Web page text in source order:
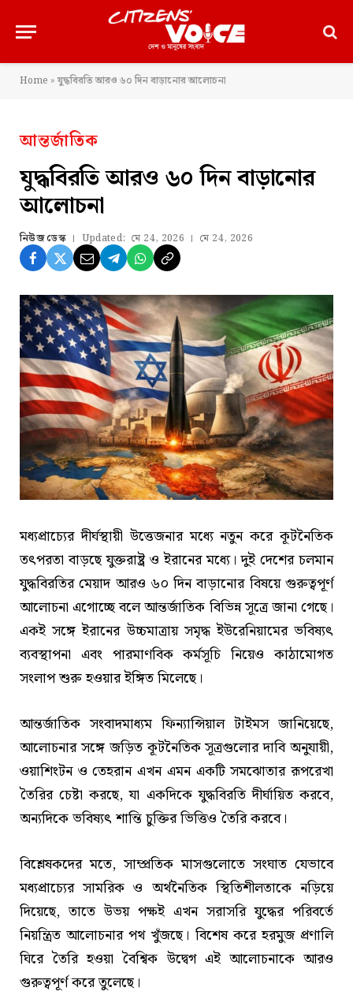
Home »যুদ্ধবিরতি আরও ৬০ দিন বাড়ানোর আলোচনা
আন্তর্জাতিক
যুদ্ধবিরতি আরও ৬০ দিন বাড়ানোর
আলোচনা
নিউজ ডেস্ক Updated: মে 24, 2026 মে 24, 2026
মধ্যপ্রাচ্যের দীর্ঘস্থায়ী উত্তেজনার মধ্যে নতুন করে কূটনৈতিক
তৎপরতা বাড়ছে যুক্তরাষ্ট্র ও ইরানের মধ্যে। দুই দেশের চলমান
যুদ্ধবিরতির মেয়াদ আরও ৬০ দিন বাড়ানোর বিষয়ে গুরুত্বপূর্ণ
আলোচনা এগোচ্ছে বলে আন্তর্জাতিক বিভিন্ন সূত্রে জানা গেছে।
একই সঙ্গে ইরানের উচ্চমাত্রায় সমৃদ্ধ ইউরেনিয়ামের ভবিষ্যৎ
ব্যবস্থাপনা এবং পারমাণবিক কর্মসূচি নিয়েও কাঠামোগত
সংলাপ শুরু হওয়ার ইঙ্গিত মিলেছে।
আন্তর্জাতিক সংবাদমাধ্যম ফিন্যান্সিয়াল টাইমস জানিয়েছে,
আলোচনার সঙ্গে জড়িত কূটনৈতিক সূত্রগুলোর দাবি অনুযায়ী,
ওয়াশিংটন ও তেহরান এখন এমন একটি সমঝোতার রূপরেখা
তৈরির চেষ্টা করছে, যা একদিকে যুদ্ধবিরতি দীর্ঘায়িত করবে,
অন্যদিকে ভবিষ্যৎ শান্তি চুক্তির ভিত্তিও তৈরি করবে।
বিশ্লেষকদের মতে, সাম্প্রতিক মাসগুলোতে সংঘাত যেভাবে
মধ্যপ্রাচ্যের সামরিক ও অর্থনৈতিক স্থিতিশীলতাকে নড়িয়ে
দিয়েছে, তাতে উভয় পক্ষই এখন সরাসরি যুদ্ধের পরিবর্তে
নিয়ন্ত্রিত আলোচনার পথ খুঁজছে। বিশেষ করে হরমুজ প্রণালি
ঘিরে তৈরি হওয়া বৈশ্বিক উদ্বেগ এই আলোচনাকে আরও
গুরুত্বপূর্ণ করে তুলেছে।